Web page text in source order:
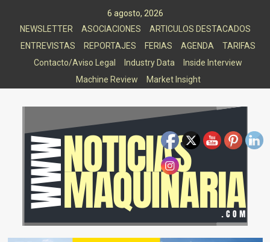
6 agosto, 2026
NEWSLETTER
ASOCIACIONES
ARTICULOS DESTACADOS
ENTREVISTAS
REPORTAJES FERIAS AGENDA
TARIFAS
Contacto/Aviso Legal
Industry Data
Inside Interview
Machine Review
Market Insight